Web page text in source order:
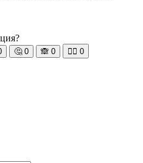
🤔 0 🙈 0 🧘‍♀️ 0